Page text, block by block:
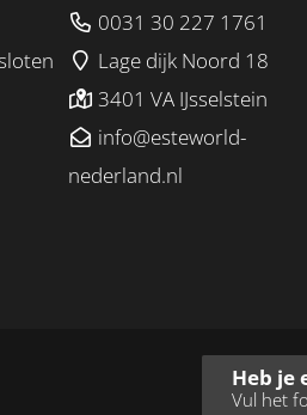
0031 30 227 1761
Lage dijk Noord 18
3401 VA IJsselstein
info@esteworld-
nederland.nl
Heb je
Vul het